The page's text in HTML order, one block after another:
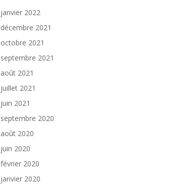
janvier 2022
décembre 2021
octobre 2021
septembre 2021
août 2021
juillet 2021
juin 2021
septembre 2020
août 2020
juin 2020
février 2020
janvier 2020